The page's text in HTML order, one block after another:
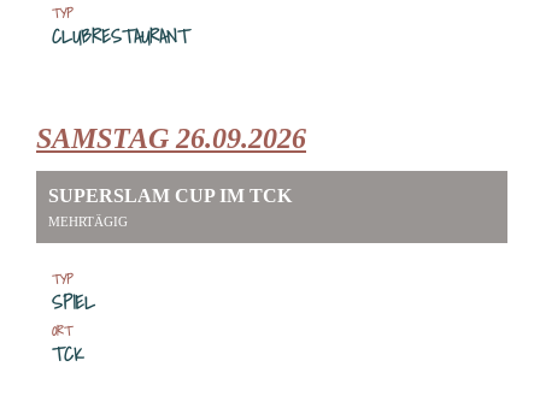
TYP
CLUBRESTAURANT
SAMSTAG 26.09.2026
SUPERSLAM CUP IM TCK
MEHRTÄGIG
TYP
SPIEL
ORT
TCK